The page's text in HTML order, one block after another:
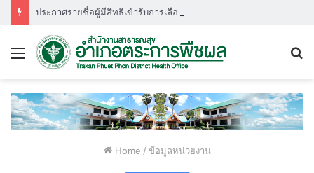
Menu
Home / ข้อมูลหน่วยงาน